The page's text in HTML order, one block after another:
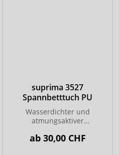
suprima 3527
Spannbetttuch PU
Wasserdichter und
atmungsaktiver
ab 30,00 CHF